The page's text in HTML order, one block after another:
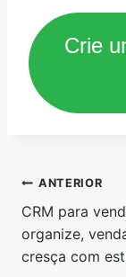
Crie
ANTERIOR
CRM para
organize,
cresça com